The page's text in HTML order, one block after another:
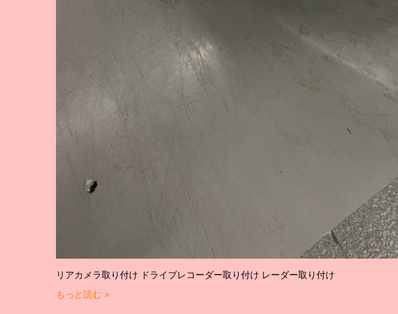
リアカメラ取り付け ドライブレコーダー取り付け レーダー取り付け
もっと読む »